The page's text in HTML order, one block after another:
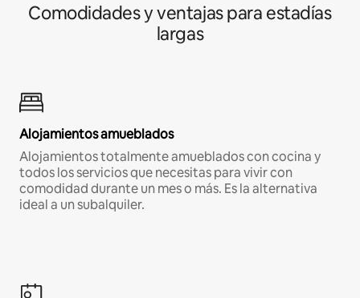
Comodidades y ventajas para estadías
largas
Alojamientos amueblados
Alojamientos totalmente amueblados con cocina y
todos los servicios que necesitas para vivir con
comodidad durante un mes o más. Es la alternativa
ideal a un subalquiler.